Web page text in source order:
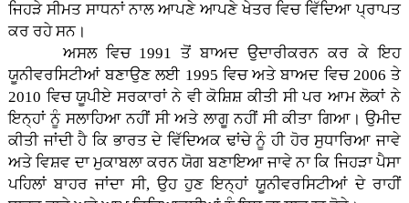
ਜਿਹੜੇ ਸੀਮਤ ਸਾਧਨਾਂ ਨਾਲ ਆਪਣੇ ਆਪਣੇ ਖੇਤਰ ਵਿਚ ਵਿੱਦਿਆ ਪ੍ਰਾਪਤ
ਕਰ ਰਹੇ ਸਨ।
ਅਸਲ ਵਿਚ 1991 ਤੋਂ ਬਾਅਦ ਉਦਾਰੀਕਰਨ ਕਰ ਕੇ ਇਹ
ਯੂਨੀਵਰਸਿਟੀਆਂ ਬਣਾਉਣ ਲਈ 1995 ਵਿਚ ਅਤੇ ਬਾਅਦ ਵਿਚ 2006 ਤੇ
2010 ਵਿਚ ਯੂਪੀਏ ਸਰਕਾਰਾਂ ਨੇ ਵੀ ਕੋਸ਼ਿਸ਼ ਕੀਤੀ ਸੀ ਪਰ ਆਮ ਲੋਕਾਂ ਨੇ
ਇਨ੍ਹਾਂ ਨੂੰ ਸਲਾਹਿਆ ਨਹੀਂ ਸੀ ਅਤੇ ਲਾਗੂ ਨਹੀਂ ਸੀ ਕੀਤਾ ਗਿਆ। ਉਮੀਦ
ਕੀਤੀ ਜਾਂਦੀ ਹੈ ਕਿ ਭਾਰਤ ਦੇ ਵਿੱਦਿਅਕ ਢਾਂਚੇ ਨੂੰ ਹੀ ਹੋਰ ਸੁਧਾਰਿਆ ਜਾਵੇ
ਅਤੇ ਵਿਸ਼ਵ ਦਾ ਮੁਕਾਬਲਾ ਕਰਨ ਯੋਗ ਬਣਾਇਆ ਜਾਵੇ ਨਾ ਕਿ ਜਿਹੜਾ ਪੈਸਾ
ਪਹਿਲਾਂ ਬਾਹਰ ਜਾਂਦਾ ਸੀ, ਉਹ ਹੁਣ ਇਨ੍ਹਾਂ ਯੂਨੀਵਰਸਿਟੀਆਂ ਦੇ ਰਾਹੀਂ